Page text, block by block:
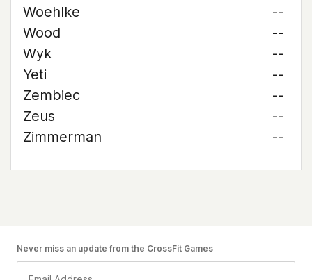
Woehlke
--
Wood
--
Wyk
--
Yeti
--
Zembiec
--
Zeus
--
Zimmerman
--
Never miss an update from the CrossFit Games